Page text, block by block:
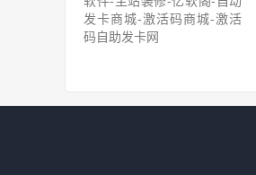
发卡商城-激活码商城-激活
码自助发卡网